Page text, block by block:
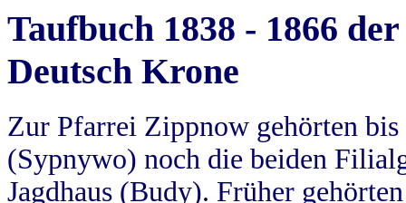
Taufbuch 1838 - 1866
Deutsch Krone
Zur Pfarrei Zippnow gehörten
(Sypnywo) noch die beiden
Jagdhaus (Budy). Früher